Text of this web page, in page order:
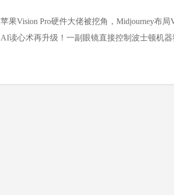
苹果Vision Pro硬件大佬被挖角，Midjourney布
AI读心术再升级！一副眼镜直接控制波士顿机